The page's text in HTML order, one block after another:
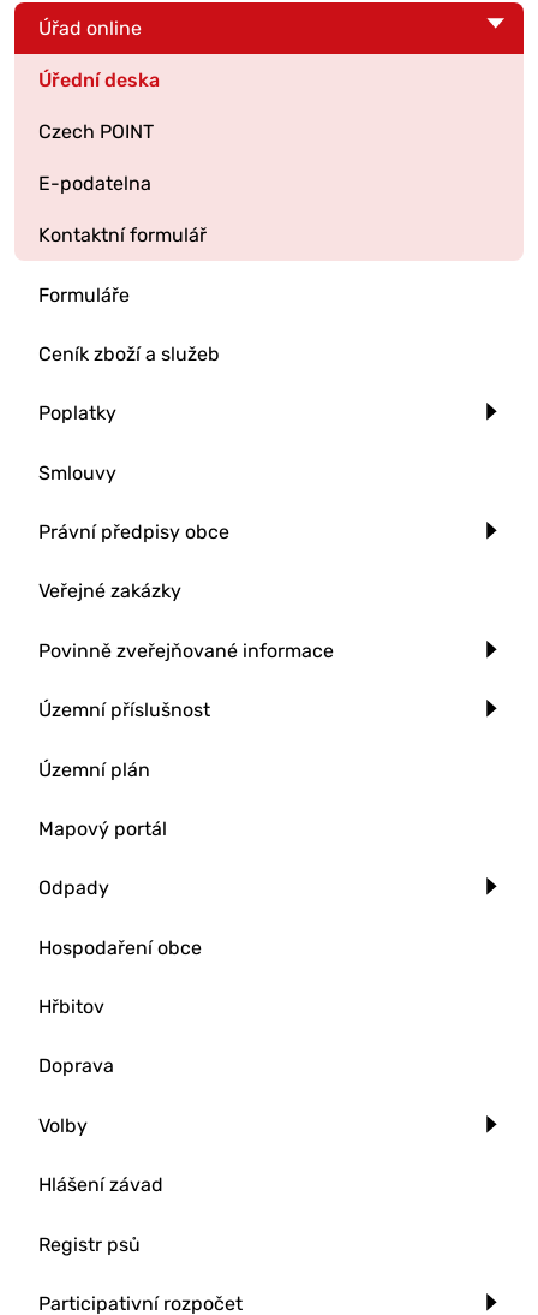
Úřad online
Úřední deska
Czech POINT
E-podatelna
Kontaktní formulář
Formuláře
Ceník zboží a služeb
Poplatky
Smlouvy
Právní předpisy obce
Veřejné zakázky
Povinně zveřejňované informace
Územní příslušnost
Územní plán
Mapový portál
Odpady
Hospodaření obce
Hřbitov
Doprava
Volby
Hlášení závad
Registr psů
Participativní rozpočet